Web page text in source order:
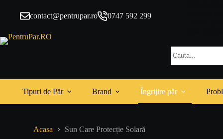
conținut
contact@pentrupar.ro 0747 592 299
rezultat
Tipuri de Păr
Brand Îngrijire păr
Acasa Sun Care Protecție Solară